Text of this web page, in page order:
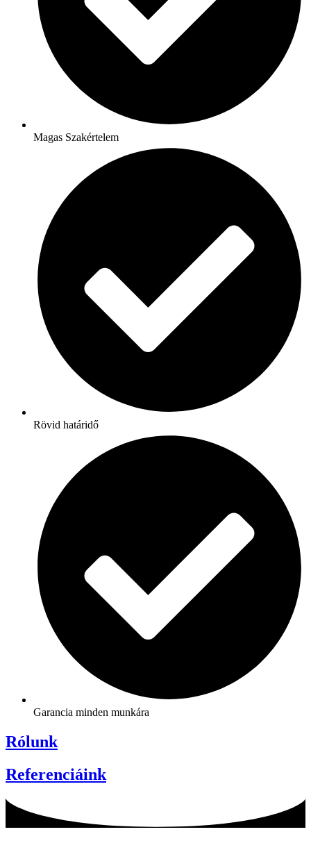
Magas Szakértelem
Rövid határidő
Garancia minden munkára
Rólunk
Referenciáink